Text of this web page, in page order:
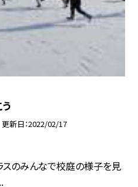
更新日 2022/02/17
スのみんなで校庭の様子を見